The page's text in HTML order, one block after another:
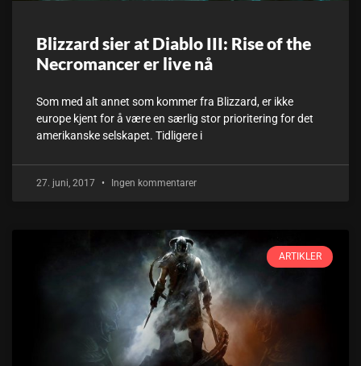
Blizzard sier at Diablo III: Rise of the
Necromancer er live nå
Som med alt annet som kommer fra Blizzard, er ikke
europe kjent for å være en særlig stor prioritering for det
amerikanske selskapet. Tidligere i
27. juni, 2017 Ingen kommentarer
ARTIKLER